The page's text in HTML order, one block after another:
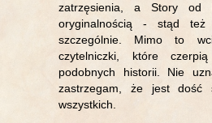
zatrzęsienia, a Story od
oryginalnością - stąd
szczególnie. Mimo to
czytelniczki, które
podobnych historii. Nie
zastrzegam, że jest dość
wszystkich.